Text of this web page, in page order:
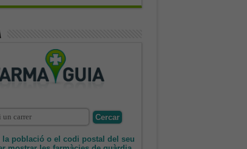
la població o el codi postal del seu